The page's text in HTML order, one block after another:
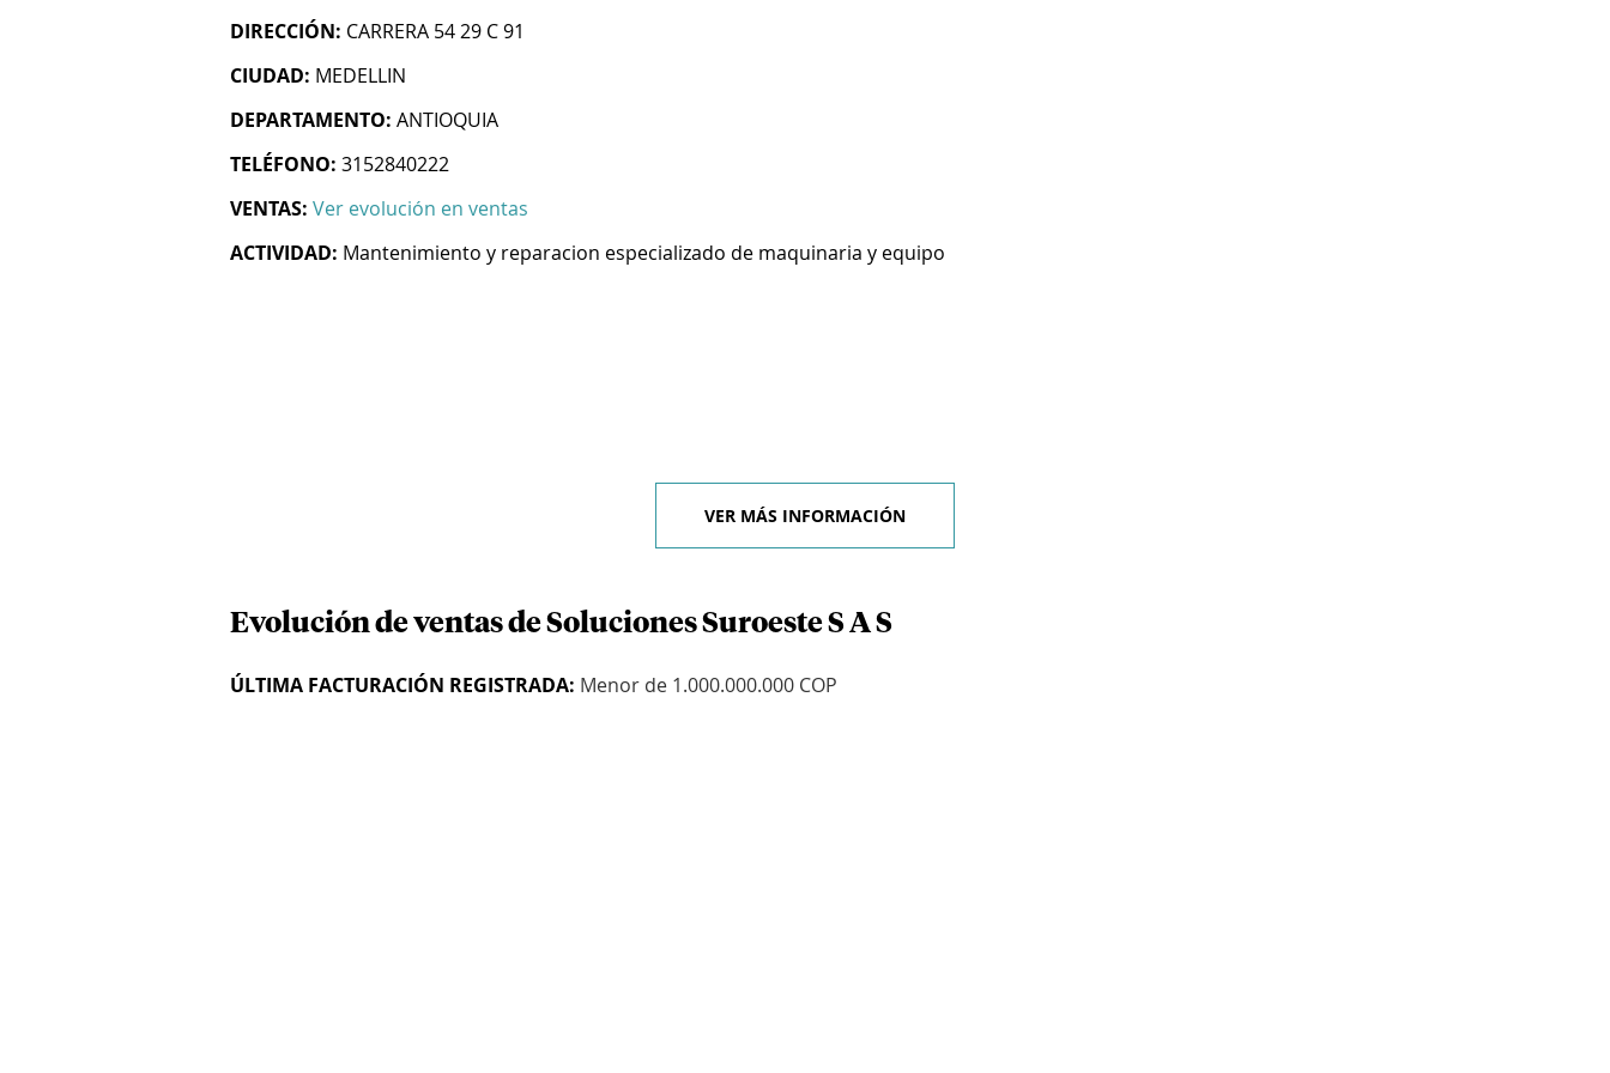
DIRECCIÓN: CARRERA 54 29 C 91
CIUDAD: MEDELLIN
DEPARTAMENTO: ANTIOQUIA
TELÉFONO: 3152840222
VENTAS: Ver evolución en ventas
ACTIVIDAD: Mantenimiento y reparacion especializado de maquinaria y equipo
VER MÁS INFORMACIÓN
Evolución de ventas de Soluciones Suroeste S A S
ÚLTIMA FACTURACIÓN REGISTRADA: Menor de 1.000.000.000 COP